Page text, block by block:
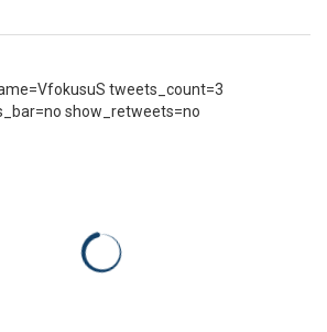
tweets_count=3
show_retweets=no